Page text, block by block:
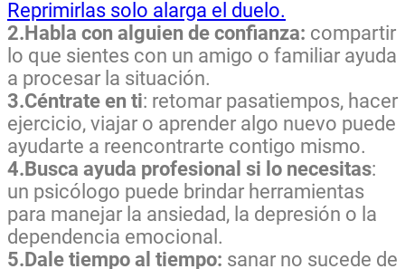
Reprimirlas solo alarga el duelo.
2.Habla con alguien de confianza: compartir
lo que sientes con un amigo o familiar ayuda
a procesar la situación.
3.Céntrate en ti: retomar pasatiempos, hacer
ejercicio, viajar o aprender algo nuevo puede
ayudarte a reencontrarte contigo mismo.
4.Busca ayuda profesional si lo necesitas:
un psicólogo puede brindar herramientas
para manejar la ansiedad, la depresión o la
dependencia emocional.
5.Dale tiempo al tiempo: sanar no sucede de